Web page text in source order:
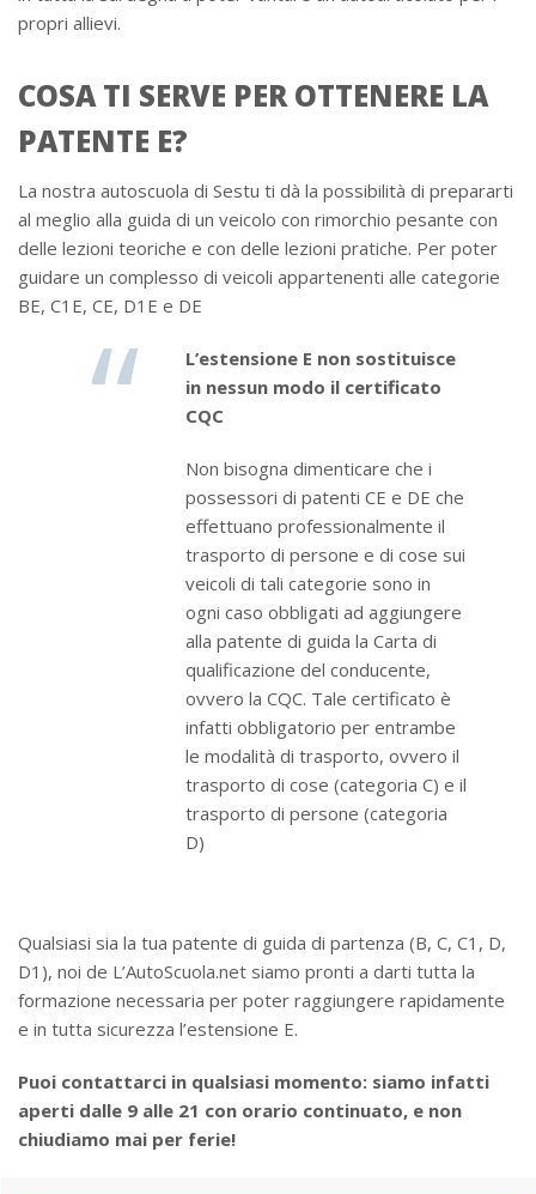
propri allievi.
COSA TI SERVE PER OTTENERE LA
PATENTE E?
La nostra autoscuola di Sestu ti dà la possibilità di prepararti
al meglio alla guida di un veicolo con rimorchio pesante con
delle lezioni teoriche e con delle lezioni pratiche. Per poter
guidare un complesso di veicoli appartenenti alle categorie
BE, C1E, CE, D1E e DE
L’estensione E non sostituisce
in nessun modo il certificato
CQC
Non bisogna dimenticare che i
possessori di patenti CE e DE che
effettuano professionalmente il
trasporto di persone e di cose sui
veicoli di tali categorie sono in
ogni caso obbligati ad aggiungere
alla patente di guida la Carta di
qualificazione del conducente,
ovvero la CQC. Tale certificato è
infatti obbligatorio per entrambe
le modalità di trasporto, ovvero il
trasporto di cose (categoria C) e il
trasporto di persone (categoria
D)
Qualsiasi sia la tua patente di guida di partenza (B, C, C1, D,
D1), noi de L’AutoScuola.net siamo pronti a darti tutta la
formazione necessaria per poter raggiungere rapidamente
e in tutta sicurezza l’estensione E.
Puoi contattarci in qualsiasi momento: siamo infatti
aperti dalle 9 alle 21 con orario continuato, e non
chiudiamo mai per ferie!